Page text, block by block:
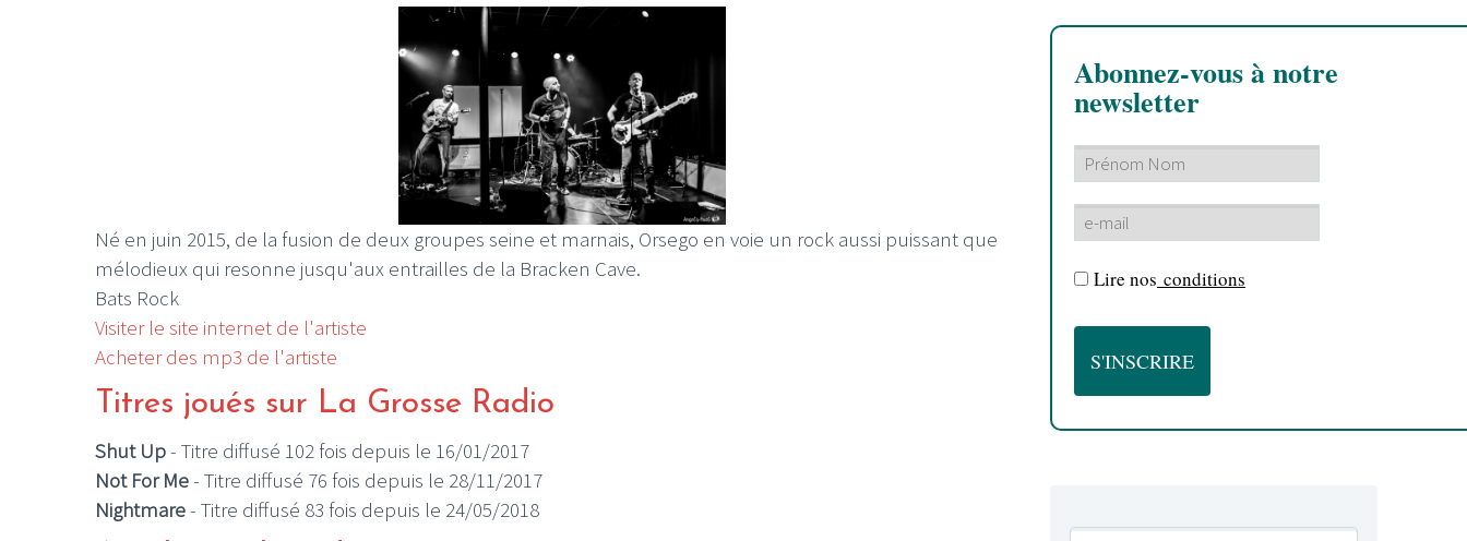
Né en juin 2015, de la fusion de deux groupes seine et marnais, Orsego en voie un rock aussi puissant que
mélodieux qui resonne jusqu'aux entrailles de la Bracken Cave.
Bats Rock
Visiter le site internet de l'artiste
Acheter des mp3 de l'artiste
Titres joués sur La Grosse Radio
Shut Up- Titre diffusé 102 fois depuis le 16/01/2017
Not For Me- Titre diffusé 76 fois depuis le 28/11/2017
Nightmare- Titre diffusé 83 fois depuis le 24/05/2018
Abonnez-vous à notre
newsletter
Lire nos conditions